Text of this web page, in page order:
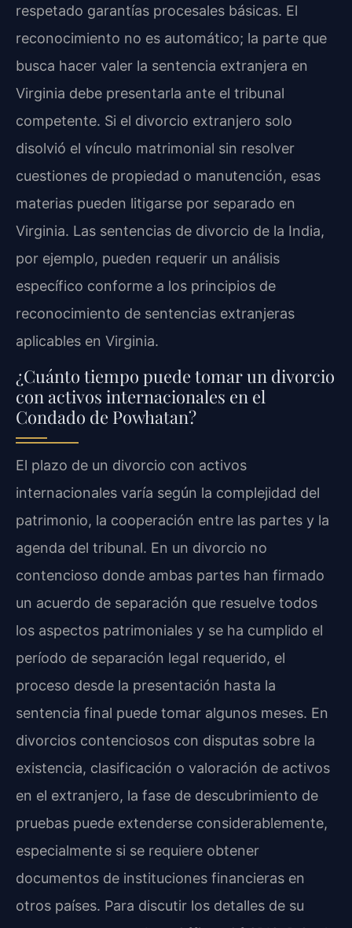
respetado garantías procesales básicas. El
reconocimiento no es automático; la parte que
busca hacer valer la sentencia extranjera en
Virginia debe presentarla ante el tribunal
competente. Si el divorcio extranjero solo
disolvió el vínculo matrimonial sin resolver
cuestiones de propiedad o manutención, esas
materias pueden litigarse por separado en
Virginia. Las sentencias de divorcio de la India,
por ejemplo, pueden requerir un análisis
específico conforme a los principios de
reconocimiento de sentencias extranjeras
aplicables en Virginia.
¿Cuánto tiempo puede tomar un divorcio
con activos internacionales en el
Condado de Powhatan?
El plazo de un divorcio con activos
internacionales varía según la complejidad del
patrimonio, la cooperación entre las partes y la
agenda del tribunal. En un divorcio no
contencioso donde ambas partes han firmado
un acuerdo de separación que resuelve todos
los aspectos patrimoniales y se ha cumplido el
período de separación legal requerido, el
proceso desde la presentación hasta la
sentencia final puede tomar algunos meses. En
divorcios contenciosos con disputas sobre la
existencia, clasificación o valoración de activos
en el extranjero, la fase de descubrimiento de
pruebas puede extenderse considerablemente,
especialmente si se requiere obtener
documentos de instituciones financieras en
otros países. Para discutir los detalles de su